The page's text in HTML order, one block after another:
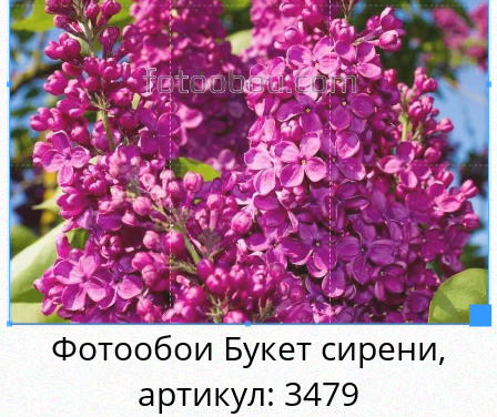
Фотообои Букет сирени,
aртикул: 3479